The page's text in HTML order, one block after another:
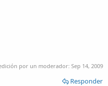
por un moderador: Sep 14, 2009
Responder